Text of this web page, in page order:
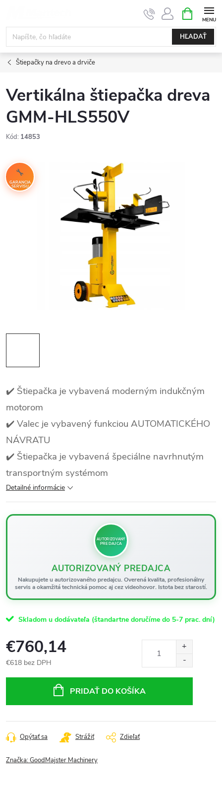
obsah
HĽADAŤ
KOŠÍK
Štiepačky na drevo a drviče
Vertikálna štiepačka dreva
GMM-HLS550V
Kód: 14853
GARANCIA
SERVISU
✔️ Štiepačka je vybavená moderným indukčným
motorom
✔️ Valec je vybavený funkciou AUTOMATICKÉHO
NÁVRATU
✔️ Štiepačka je vybavená špeciálne navrhnutým
transportným systémom
Detailné informácie
AUTORIZOVANÝ
PREDAJCA
AUTORIZOVANÝ PREDAJCA
Nakupujete u autorizovaného predajcu. Overená kvalita, profesionálny
servis a okamžitá technická pomoc aj cez videohovor. Istota bez starostí.
Skladom u dodávateľa (štandartne doručíme do 5-7 prac. dní)
€760,14
€618 bez DPH
PRIDAŤ DO KOŠÍKA
Opýtať sa Strážiť Zdieľať
Značka:GoodMajster Machinery